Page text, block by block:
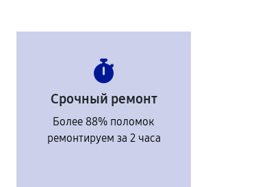
Срочный ремонт
Более 88% поломок
ремонтируем за 2 часа